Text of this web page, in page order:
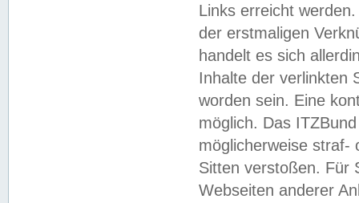
Links erreicht
der erstmaligen
handelt es sich
Inhalte der verlinkten
worden sein. Eine
möglich. Das
möglicherweise straf-
Sitten verstoßen. Für
Webseiten anderer